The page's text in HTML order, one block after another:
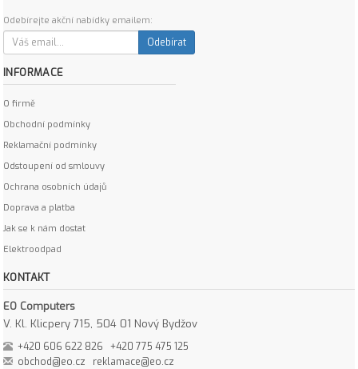
Odebírejte akční nabídky emailem:
Odebírat
INFORMACE
O firmě
Obchodní podmínky
Reklamační podmínky
Odstoupení od smlouvy
Ochrana osobních údajů
Doprava a platba
Jak se k nám dostat
Elektroodpad
KONTAKT
EO Computers
V. Kl. Klicpery 715, 504 01 Nový Bydžov
+420 606 622 826
+420 775 475 125
obchod@eo.cz
reklamace@eo.cz